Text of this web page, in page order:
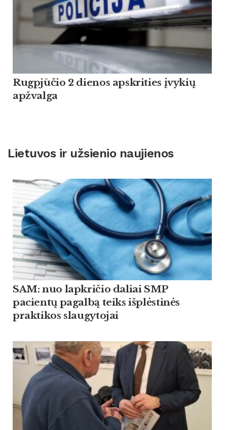
Rugpjūčio 2 dienos apskrities įvykių
apžvalga
Lietuvos ir užsienio naujienos
SAM: nuo lapkričio daliai SMP
pacientų pagalbą teiks išplėstinės
praktikos slaugytojai